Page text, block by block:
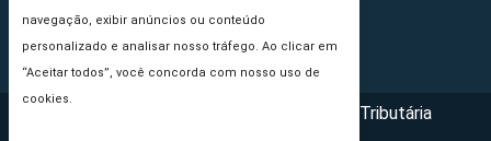
navegação, exibir anúncios ou conteúdo
personalizado e analisar nosso tráfego. Ao clicar em
“Aceitar todos”, você concorda com nosso uso de
cookies.
Princípios Editoriais
Copyright © 2026 - Portal da Reforma Tributária